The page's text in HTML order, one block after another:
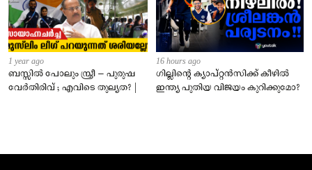
1 year ago
ബസ്സിൽ പോലും സ്ത്രീ – പുരുഷ
വേർതിരിവ് ; എവിടെ തുല്യത? |
16 hours ago
ഗില്ലിന്റെ ക്യാപ്റ്റന്‍സിക്ക് കീഴില്‍
ഇന്ത്യ പുതിയ വിജയം കുറിക്കുമോ?